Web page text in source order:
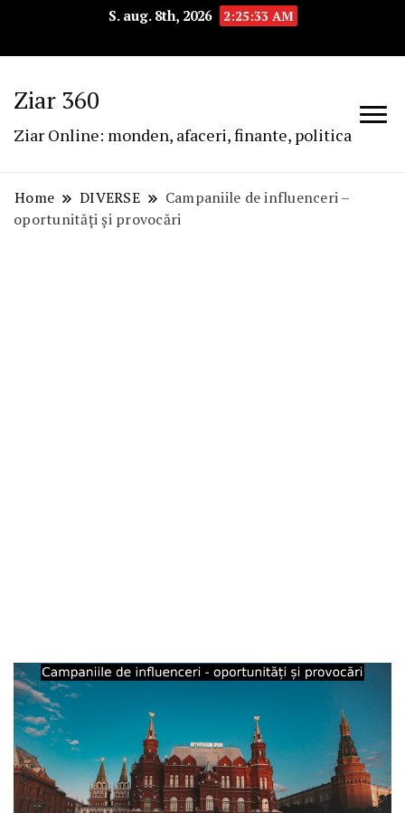
S. aug. 8th, 2026 2:25:34 AM
Ziar 360
Ziar Online: monden, afaceri, finante, politica
Home DIVERSE
Campaniile de influenceri –
oportunități și provocări